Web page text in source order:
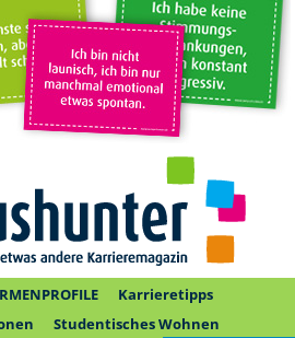
Karrieretipps
Studentisches Wohnen